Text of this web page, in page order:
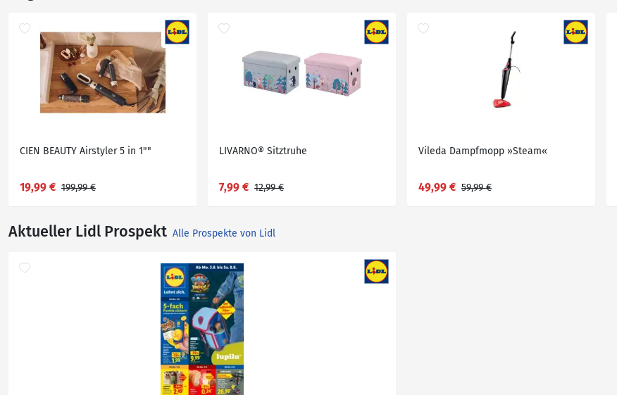
CIEN BEAUTY Airstyler 5 in 1""
19,99 € 199,99 €
LIVARNO® Sitztruhe
7,99 € 12,99 €
Vileda Dampfmopp »Steam«
49,99 € 59,99 €
Aktueller Lidl Prospekt Alle Prospekte von Lidl